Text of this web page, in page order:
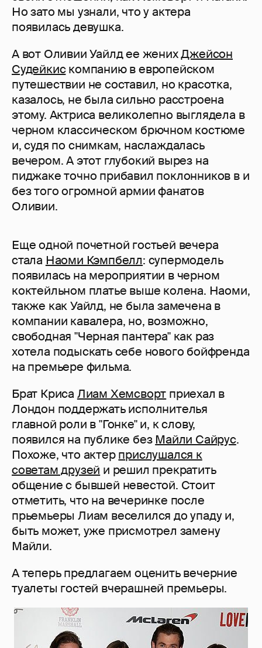
Но зато мы узнали, что у актера
появилась девушка.
А вот Оливии Уайлд ее женихДжейсон
Судейкискомпанию в европейском
путешествии не составил, но красотка,
казалось, не была сильно расстроена
этому. Актриса великолепно выглядела в
черном классическом брючном костюме
и, судя по снимкам, наслаждалась
вечером. А этот глубокий вырез на
пиджаке точно прибавил поклонников в и
без того огромной армии фанатов
Оливии.
Еще одной почетной гостьей вечера
стала Наоми Кэмпбелл: супермодель
появилась на мероприятии в черном
коктейльном платье выше колена. Наоми,
также как Уайлд, не была замечена в
компании кавалера, но, возможно,
свободная "Черная пантера" как раз
хотела подыскать себе нового бойфренда
на премьере фильма.
Брат Криса Лиам Хемсворт приехал в
Лондон поддержать исполнителья
главной роли в "Гонке" и, к слову,
появился на публике без Майли Сайрус.
Похоже, что актерприслушался к
советам друзей и решил прекратить
общение с бывшей невестой. Стоит
отметить, что на вечеринке после
прьемьеры Лиам веселился до упаду и,
быть может, уже присмотрел замену
Майли.
А теперь предлагаем оценить вечерние
туалеты гостей вчерашней премьеры.